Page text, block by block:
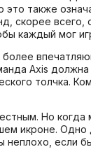
также
скорее
каждый мог
Axis
толчка.
Но
икроне.
если